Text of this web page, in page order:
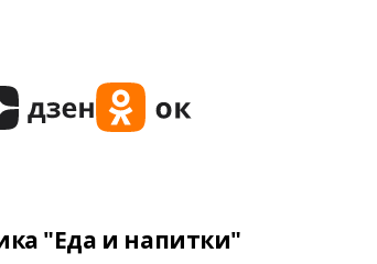
"Еда и напитки"